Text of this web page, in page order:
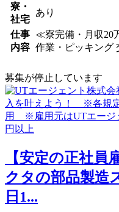
寮・
社宅
あり
仕事
内容
≪寮完備・月収20
作業・ピッキング
募集が停止しています
【安定の正社員
クタの部品製造
日1...